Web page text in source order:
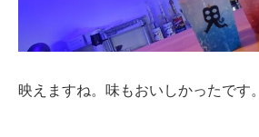
映えますね。味もおいしかったです。